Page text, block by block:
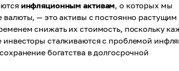
инфляционным активам, о которых мы
— это активы с постоянно растущим
снижать их стоимость, поскольку
сталкиваются с проблемой
богатства в долгосрочной